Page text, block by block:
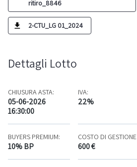
ritiro_8846
2-CTU_LG 01_2024
Dettagli Lotto
CHIUSURA ASTA:
05-06-2026
16:30:00
IVA:
22%
BUYERS PREMIUM:
10% BP
COSTO DI GESTIONE
600 €